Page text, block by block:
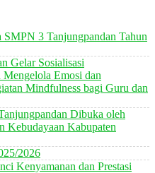
3 Tanjungpandan Tahun
Gelar Sosialisasi
Mengelola Emosi dan
Mindfulness bagi Guru dan
Dibuka oleh
Kebudayaan Kabupaten
2026
Kenyamanan dan Prestasi